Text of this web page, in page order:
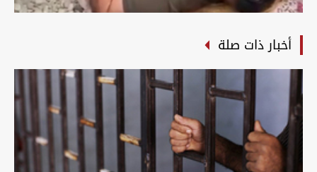
أخبار ذات صلة